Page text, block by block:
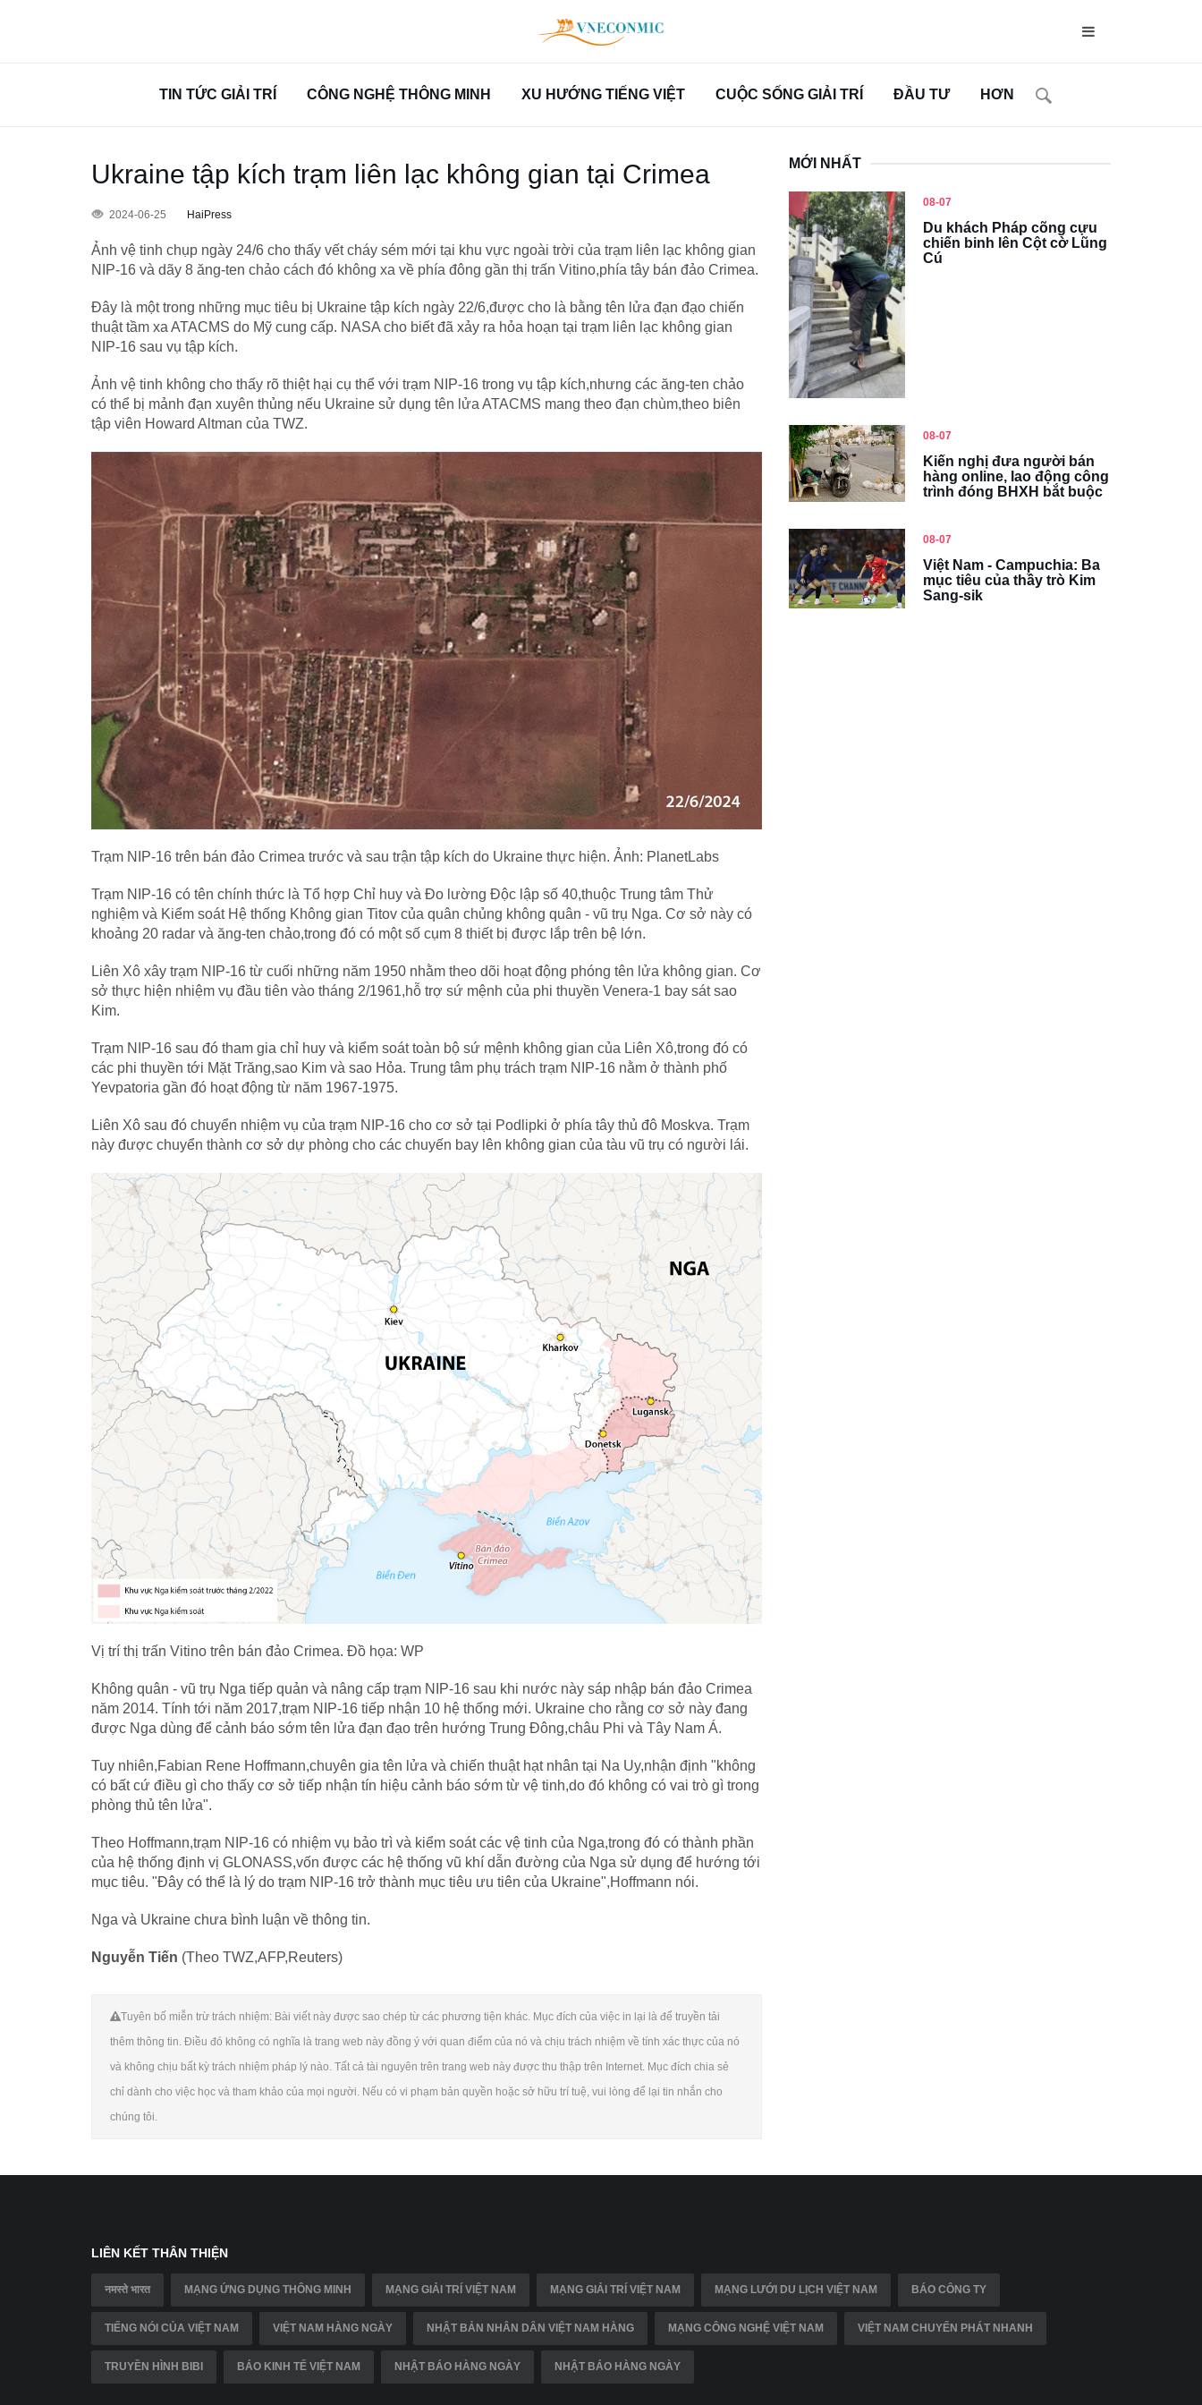
TIN TỨC GIẢI TRÍ CÔNG NGHỆ THÔNG MINH XU HƯỚNG TIẾNG VIỆT CUỘC SỐNG GIẢI TRÍ ĐẦU TƯ HƠN
Ukraine tập kích trạm liên lạc không gian tại Crimea
2024-06-25 HaiPress
Ảnh vệ tinh chụp ngày 24/6 cho thấy vết cháy sém mới tại khu vực ngoài trời của trạm liên lạc không gian
NIP-16 và dãy 8 ăng-ten chảo cách đó không xa về phía đông gần thị trấn Vitino,phía tây bán đảo Crimea.
Đây là một trong những mục tiêu bị Ukraine tập kích ngày 22/6,được cho là bằng tên lửa đạn đạo chiến
thuật tầm xa ATACMS do Mỹ cung cấp. NASA cho biết đã xảy ra hỏa hoạn tại trạm liên lạc không gian
NIP-16 sau vụ tập kích.
Ảnh vệ tinh không cho thấy rõ thiệt hại cụ thể với trạm NIP-16 trong vụ tập kích,nhưng các ăng-ten chảo
có thể bị mảnh đạn xuyên thủng nếu Ukraine sử dụng tên lửa ATACMS mang theo đạn chùm,theo biên
tập viên Howard Altman của TWZ.
Trạm NIP-16 trên bán đảo Crimea trước và sau trận tập kích do Ukraine thực hiện. Ảnh: PlanetLabs
Trạm NIP-16 có tên chính thức là Tổ hợp Chỉ huy và Đo lường Độc lập số 40,thuộc Trung tâm Thử
nghiệm và Kiểm soát Hệ thống Không gian Titov của quân chủng không quân - vũ trụ Nga. Cơ sở này có
khoảng 20 radar và ăng-ten chảo,trong đó có một số cụm 8 thiết bị được lắp trên bệ lớn.
Liên Xô xây trạm NIP-16 từ cuối những năm 1950 nhằm theo dõi hoạt động phóng tên lửa không gian. Cơ
sở thực hiện nhiệm vụ đầu tiên vào tháng 2/1961,hỗ trợ sứ mệnh của phi thuyền Venera-1 bay sát sao
Kim.
Trạm NIP-16 sau đó tham gia chỉ huy và kiểm soát toàn bộ sứ mệnh không gian của Liên Xô,trong đó có
các phi thuyền tới Mặt Trăng,sao Kim và sao Hỏa. Trung tâm phụ trách trạm NIP-16 nằm ở thành phố
Yevpatoria gần đó hoạt động từ năm 1967-1975.
Liên Xô sau đó chuyển nhiệm vụ của trạm NIP-16 cho cơ sở tại Podlipki ở phía tây thủ đô Moskva. Trạm
này được chuyển thành cơ sở dự phòng cho các chuyến bay lên không gian của tàu vũ trụ có người lái.
Vị trí thị trấn Vitino trên bán đảo Crimea. Đồ họa: WP
Không quân - vũ trụ Nga tiếp quản và nâng cấp trạm NIP-16 sau khi nước này sáp nhập bán đảo Crimea
năm 2014. Tính tới năm 2017,trạm NIP-16 tiếp nhận 10 hệ thống mới. Ukraine cho rằng cơ sở này đang
được Nga dùng để cảnh báo sớm tên lửa đạn đạo trên hướng Trung Đông,châu Phi và Tây Nam Á.
Tuy nhiên,Fabian Rene Hoffmann,chuyên gia tên lửa và chiến thuật hạt nhân tại Na Uy,nhận định "không
có bất cứ điều gì cho thấy cơ sở tiếp nhận tín hiệu cảnh báo sớm từ vệ tinh,do đó không có vai trò gì trong
phòng thủ tên lửa".
Theo Hoffmann,trạm NIP-16 có nhiệm vụ bảo trì và kiểm soát các vệ tinh của Nga,trong đó có thành phần
của hệ thống định vị GLONASS,vốn được các hệ thống vũ khí dẫn đường của Nga sử dụng để hướng tới
mục tiêu. "Đây có thể là lý do trạm NIP-16 trở thành mục tiêu ưu tiên của Ukraine",Hoffmann nói.
Nga và Ukraine chưa bình luận về thông tin.
Nguyễn Tiến (Theo TWZ,AFP,Reuters)
Tuyên bố miễn trừ trách nhiệm: Bài viết này được sao chép từ các phương tiện khác. Mục đích của việc in lại là để truyền tải
thêm thông tin. Điều đó không có nghĩa là trang web này đồng ý với quan điểm của nó và chịu trách nhiệm về tính xác thực của nó
và không chịu bất kỳ trách nhiệm pháp lý nào. Tất cả tài nguyên trên trang web này được thu thập trên Internet. Mục đích chia sẻ
chỉ dành cho việc học và tham khảo của mọi người. Nếu có vi phạm bản quyền hoặc sở hữu trí tuệ, vui lòng để lại tin nhắn cho
chúng tôi.
MỚI NHẤT
08-07
Du khách Pháp cõng cựu
chiến binh lên Cột cờ Lũng
Cú
08-07
Kiến nghị đưa người bán
hàng online, lao động công
trình đóng BHXH bắt buộc
08-07
Việt Nam - Campuchia: Ba
mục tiêu của thầy trò Kim
Sang-sik
LIÊN KẾT THÂN THIỆN
नमस्ते भारत MẠNG ỨNG DỤNG THÔNG MINH MẠNG GIẢI TRÍ VIỆT NAM MẠNG GIẢI TRÍ VIỆT NAM MẠNG LƯỚI DU LỊCH VIỆT NAM BÁO CÔNG TY
TIẾNG NÓI CỦA VIỆT NAM VIỆT NAM HÀNG NGÀY NHẬT BẢN NHÂN DÂN VIỆT NAM HÀNG MẠNG CÔNG NGHỆ VIỆT NAM VIỆT NAM CHUYỂN PHÁT NHANH
TRUYỀN HÌNH BIBI BÁO KINH TẾ VIỆT NAM NHẬT BÁO HÀNG NGÀY NHẬT BÁO HÀNG NGÀY